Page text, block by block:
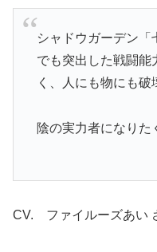
シャドウガーデン「
でも突出した戦闘能
く、人にも物にも破
陰の実力者になり
CV. ファイルーズあい